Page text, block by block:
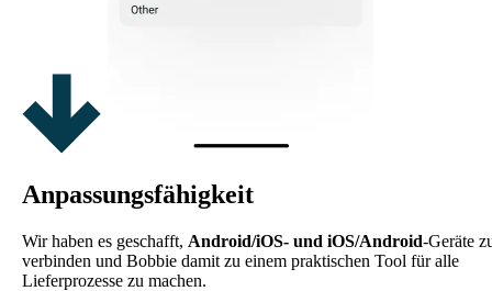
Anpassungsfähigkeit
Wir haben es geschafft, Android/iOS- und iOS/Android-Geräte
verbinden und Bobbie damit zu einem praktischen Tool für alle
Lieferprozesse zu machen.